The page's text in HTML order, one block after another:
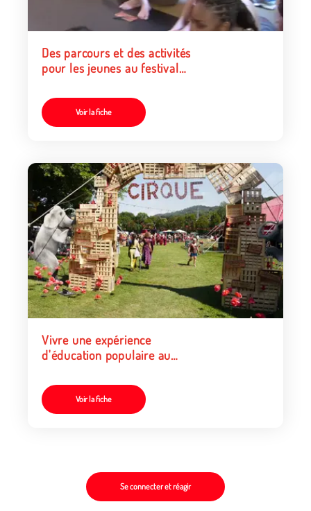
Des parcours et des activités
pour les jeunes au festival
Voir la fiche
Vivre une expérience
d'éducation populaire au
Voir la fiche
Se connecter et réagir